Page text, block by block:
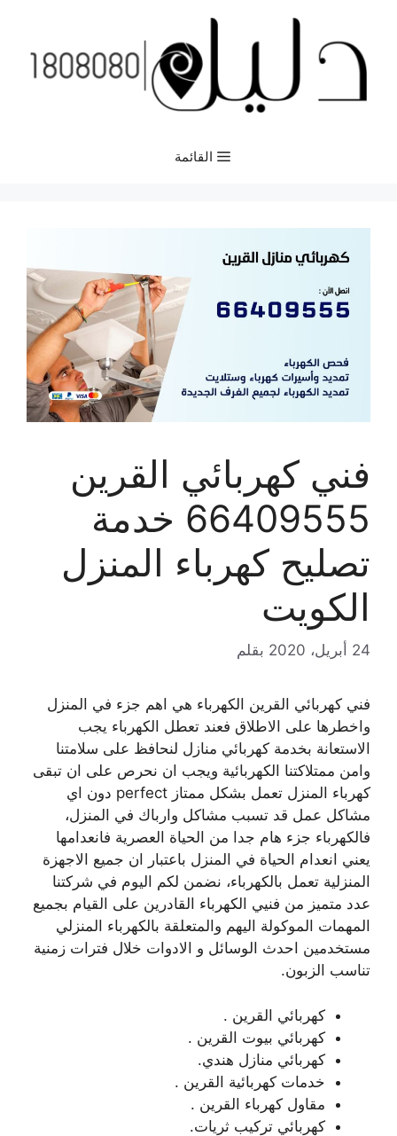
المحتوى
القائمة
فني كهربائي القرين
66409555 خدمة
تصليح كهرباء المنزل
الكويت
24 أبريل، 2020 بقلم
فني كهربائي القرين الكهرباء هي اهم جزء في المنزل
واخطرها على الاطلاق فعند تعطل الكهرباء يجب
الاستعانة بخدمة كهربائي منازل لنحافظ على سلامتنا
وامن ممتلاكتنا الكهربائية ويجب ان نحرص على ان تبقى
كهرباء المنزل تعمل بشكل ممتاز perfect دون اي
مشاكل عمل قد تسبب مشاكل وارباك في المنزل،
فالكهرباء جزء هام جدا من الحياة العصرية فانعدامها
يعني انعدام الحياة في المنزل باعتبار ان جميع الاجهزة
المنزلية تعمل بالكهرباء، نضمن لكم اليوم في شركتنا
عدد متميز من فنيي الكهرباء القادرين على القيام بجميع
المهمات الموكولة اليهم والمتعلقة بالكهرباء المنزلي
مستخدمين احدث الوسائل و الادوات خلال فترات زمنية
تناسب الزبون.
كهربائي القرين .
كهربائي بيوت القرين .
كهربائي منازل هندي.
خدمات كهربائية القرين .
مقاول كهرباء القرين .
كهربائي تركيب ثريات.